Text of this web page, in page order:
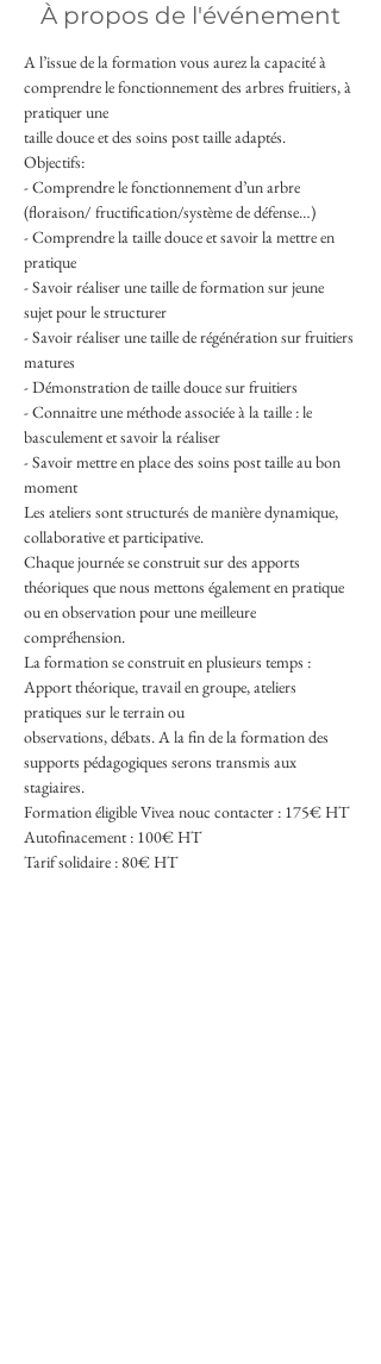
À propos de l'événement
A l’issue de la formation vous aurez la capacité à
comprendre le fonctionnement des arbres fruitiers, à
pratiquer une
taille douce et des soins post taille adaptés.
Objectifs:
- Comprendre le fonctionnement d’un arbre
(floraison/ fructification/système de défense…)
- Comprendre la taille douce et savoir la mettre en
pratique
- Savoir réaliser une taille de formation sur jeune
sujet pour le structurer
- Savoir réaliser une taille de régénération sur fruitiers
matures
- Démonstration de taille douce sur fruitiers
- Connaitre une méthode associée à la taille : le
basculement et savoir la réaliser
- Savoir mettre en place des soins post taille au bon
moment
Les ateliers sont structurés de manière dynamique,
collaborative et participative.
Chaque journée se construit sur des apports
théoriques que nous mettons également en pratique
ou en observation pour une meilleure
compréhension.
La formation se construit en plusieurs temps :
Apport théorique, travail en groupe, ateliers
pratiques sur le terrain ou
observations, débats. A la fin de la formation des
supports pédagogiques serons transmis aux
stagiaires.
Formation éligible Vivea nouc contacter : 175€ HT
Autofinacement : 100€ HT
Tarif solidaire : 80€ HT